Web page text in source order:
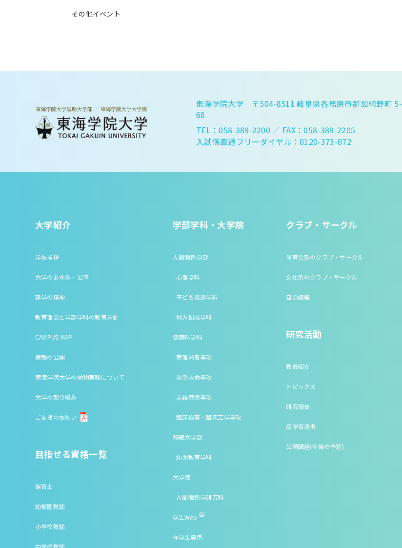
その他イベント
東海学院大学 〒504-8511 岐阜県各務原市那加桐野町 5-
68
TEL：058-389-2200 ／ FAX：058-389-2205
入試係直通フリーダイヤル：0120-373-072
大学紹介
学長挨拶
大学のあゆみ・沿革
建学の精神
教育理念と学部学科の教育方針
CAMPUS MAP
情報の公開
東海学院大学の動物実験について
大学の取り組み
ご支援のお願い
目指せる資格一覧
保育士
幼稚園教諭
小学校教諭
中学校教諭
学部学科・大学院
人間関係学部
- 心理学科
- 子ども発達学科
- 地方創成学科
健康科学科
- 管理栄養専攻
- 救急救命専攻
- 言語聴覚専攻
- 臨床検査・臨床工学専攻
短期大学部
- 幼児教育学科
大学院
- 人間関係学研究科
学生Web
在学生専用
クラブ・サークル
体育会系のクラブ・サークル
文化系のクラブ・サークル
自治組織
研究活動
教員紹介
トピックス
研究報告
産学官連携
公開講座(今後の予定)